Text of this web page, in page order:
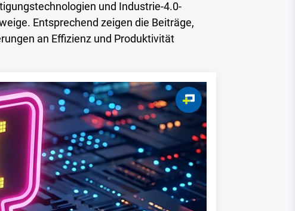
und Industrie-4.0-
Entsprechend zeigen die Beiträge,
an Effizienz und Produktivität